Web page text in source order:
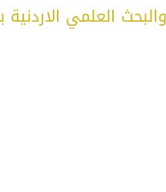
العلمي الاردنية